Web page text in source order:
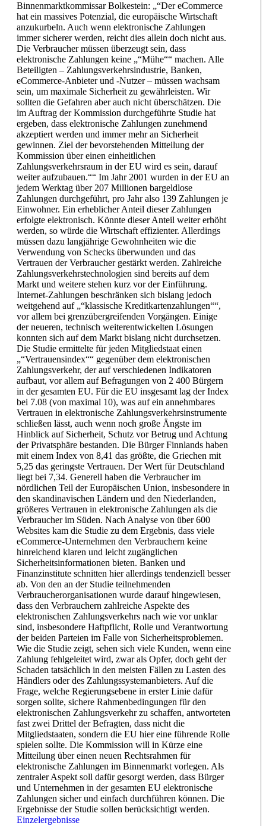
Binnenmarktkommissar Bolkestein: „“Der eCommerce
hat ein massives Potenzial, die europäische Wirtschaft
anzukurbeln. Auch wenn elektronische Zahlungen
immer sicherer werden, reicht dies allein doch nicht aus.
Die Verbraucher müssen überzeugt sein, dass
elektronische Zahlungen keine „“Mühe““ machen. Alle
Beteiligten – Zahlungsverkehrsindustrie, Banken,
eCommerce-Anbieter und -Nutzer – müssen wachsam
sein, um maximale Sicherheit zu gewährleisten. Wir
sollten die Gefahren aber auch nicht überschätzen. Die
im Auftrag der Kommission durchgeführte Studie hat
ergeben, dass elektronische Zahlungen zunehmend
akzeptiert werden und immer mehr an Sicherheit
gewinnen. Ziel der bevorstehenden Mitteilung der
Kommission über einen einheitlichen
Zahlungsverkehrsraum in der EU wird es sein, darauf
weiter aufzubauen.““ Im Jahr 2001 wurden in der EU an
jedem Werktag über 207 Millionen bargeldlose
Zahlungen durchgeführt, pro Jahr also 139 Zahlungen je
Einwohner. Ein erheblicher Anteil dieser Zahlungen
erfolgte elektronisch. Könnte dieser Anteil weiter erhöht
werden, so würde die Wirtschaft effizienter. Allerdings
müssen dazu langjährige Gewohnheiten wie die
Verwendung von Schecks überwunden und das
Vertrauen der Verbraucher gestärkt werden. Zahlreiche
Zahlungsverkehrstechnologien sind bereits auf dem
Markt und weitere stehen kurz vor der Einführung.
Internet-Zahlungen beschränken sich bislang jedoch
weitgehend auf „“klassische Kreditkartenzahlungen““,
vor allem bei grenzübergreifenden Vorgängen. Einige
der neueren, technisch weiterentwickelten Lösungen
konnten sich auf dem Markt bislang nicht durchsetzen.
Die Studie ermittelte für jeden Mitgliedstaat einen
„“Vertrauensindex““ gegenüber dem elektronischen
Zahlungsverkehr, der auf verschiedenen Indikatoren
aufbaut, vor allem auf Befragungen von 2 400 Bürgern
in der gesamten EU. Für die EU insgesamt lag der Index
bei 7.08 (von maximal 10), was auf ein annehmbares
Vertrauen in elektronische Zahlungsverkehrsinstrumente
schließen lässt, auch wenn noch große Ängste im
Hinblick auf Sicherheit, Schutz vor Betrug und Achtung
der Privatsphäre bestanden. Die Bürger Finnlands haben
mit einem Index von 8,41 das größte, die Griechen mit
5,25 das geringste Vertrauen. Der Wert für Deutschland
liegt bei 7,34. Generell haben die Verbraucher im
nördlichen Teil der Europäischen Union, insbesondere in
den skandinavischen Ländern und den Niederlanden,
größeres Vertrauen in elektronische Zahlungen als die
Verbraucher im Süden. Nach Analyse von über 600
Websites kam die Studie zu dem Ergebnis, dass viele
eCommerce-Unternehmen den Verbrauchern keine
hinreichend klaren und leicht zugänglichen
Sicherheitsinformationen bieten. Banken und
Finanzinstitute schnitten hier allerdings tendenziell besser
ab. Von den an der Studie teilnehmenden
Verbraucherorganisationen wurde darauf hingewiesen,
dass den Verbrauchern zahlreiche Aspekte des
elektronischen Zahlungsverkehrs nach wie vor unklar
sind, insbesondere Haftpflicht, Rolle und Verantwortung
der beiden Parteien im Falle von Sicherheitsproblemen.
Wie die Studie zeigt, sehen sich viele Kunden, wenn eine
Zahlung fehlgeleitet wird, zwar als Opfer, doch geht der
Schaden tatsächlich in den meisten Fällen zu Lasten des
Händlers oder des Zahlungssystemanbieters. Auf die
Frage, welche Regierungsebene in erster Linie dafür
sorgen sollte, sichere Rahmenbedingungen für den
elektronischen Zahlungsverkehr zu schaffen, antworteten
fast zwei Drittel der Befragten, dass nicht die
Mitgliedstaaten, sondern die EU hier eine führende Rolle
spielen sollte. Die Kommission will in Kürze eine
Mitteilung über einen neuen Rechtsrahmen für
elektronische Zahlungen im Binnenmarkt vorlegen. Als
zentraler Aspekt soll dafür gesorgt werden, dass Bürger
und Unternehmen in der gesamten EU elektronische
Zahlungen sicher und einfach durchführen können. Die
Ergebnisse der Studie sollen berücksichtigt werden.
Einzelergebnisse